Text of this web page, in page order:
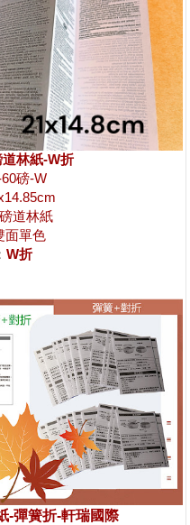
林紙-W折
磅-W
道林紙
面單色
W折
-彈簧折-軒瑞國際